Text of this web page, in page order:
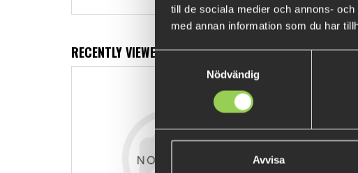
till de sociala medier och annons-
med annan information som du har
Samtyckesval
Nödvändig
Avvisa
RECENTLY VIEWED PRODUCTS